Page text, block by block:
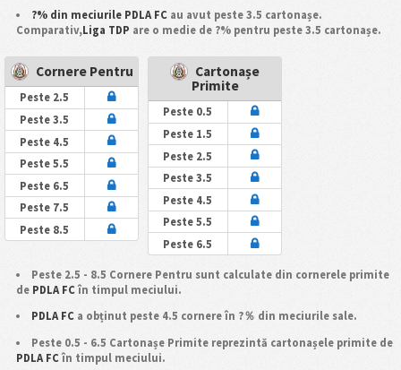
?% din meciurile PDLA FC au avut peste 3.5 cartonașe.
Comparativ,Liga TDP are o medie de ?% pentru peste 3.5 cartonașe.
Cornere Pentru
Peste 2.5
Peste 3.5
Peste 4.5
Peste 5.5
Peste 6.5
Peste 7.5
Peste 8.5
Cartonașe
Primite
Peste 0.5
Peste 1.5
Peste 2.5
Peste 3.5
Peste 4.5
Peste 5.5
Peste 6.5
Peste 2.5 - 8.5 Cornere Pentru sunt calculate din cornerele primite
de PDLA FCîn timpul meciului.
PDLA FC a obținut peste 4.5 cornere în ?％ din meciurile sale.
Peste 0.5 - 6.5 Cartonașe Primite reprezintă cartonașele primite de
PDLA FCîn timpul meciului.